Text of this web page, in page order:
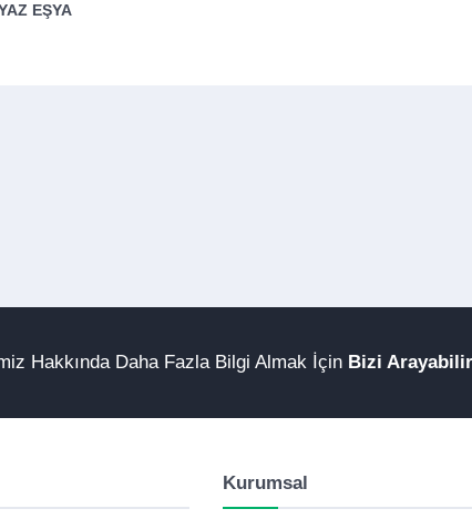
EŞYA
Hakkında Daha Fazla Bilgi Almak İçin Bizi
Kurumsal